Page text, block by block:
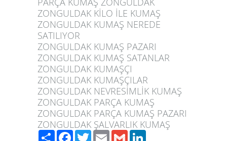
ZONGULDAK KİLO İLE KUMAŞ
ZONGULDAK KUMAŞ NEREDE
SATILIYOR
ZONGULDAK KUMAŞ PAZARI
ZONGULDAK KUMAŞ SATANLAR
ZONGULDAK KUMAŞÇI
ZONGULDAK KUMAŞÇILAR
ZONGULDAK NEVRESİMLİK KUMAŞ
ZONGULDAK PARÇA KUMAŞ
ZONGULDAK PARÇA KUMAŞ PAZARI
ZONGULDAK ŞALVARLIK KUMAŞ
PaylaşFacebook
TwitterEmailGmail LinkedIn